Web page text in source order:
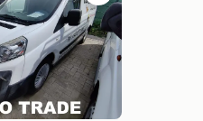
Sauvegarder
dans
Mes
Favoris